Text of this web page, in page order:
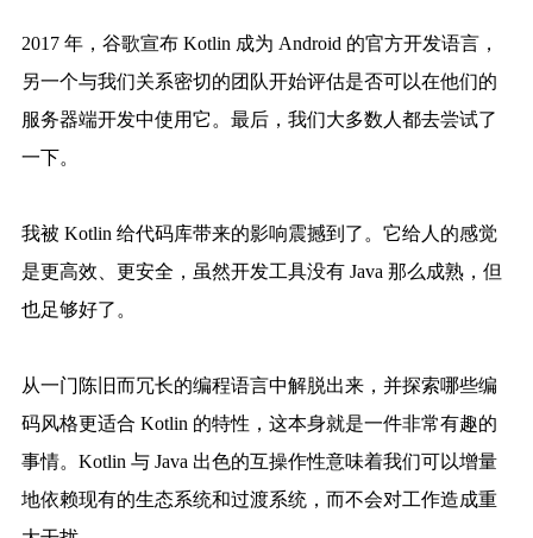
2017 年，谷歌宣布 Kotlin 成为 Android 的官方开发语言，
另一个与我们关系密切的团队开始评估是否可以在他们的
服务器端开发中使用它。最后，我们大多数人都去尝试了
一下。
我被 Kotlin 给代码库带来的影响震撼到了。它给人的感觉
是更高效、更安全，虽然开发工具没有 Java 那么成熟，但
也足够好了。
从一门陈旧而冗长的编程语言中解脱出来，并探索哪些编
码风格更适合 Kotlin 的特性，这本身就是一件非常有趣的
事情。Kotlin 与 Java 出色的互操作性意味着我们可以增量
地依赖现有的生态系统和过渡系统，而不会对工作造成重